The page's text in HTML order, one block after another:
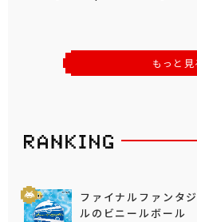
もっと見
ファイナルファン
ルのビニールボール